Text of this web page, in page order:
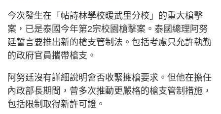
今次發生在「帖詩林學校暖武里分校」的重大槍擊
案，已是泰國今年第2宗校園槍擊案。泰國總理阿努
廷誓言要推出新的槍支管制法。包括考慮只允許執勤
的政府官員攜帶槍支。
阿努廷沒有詳細說明會否收緊擁槍要求。但他在擔任
內政部長期間，曾多次推動更嚴格的槍支管制措施，
包括限制取得新許可證。